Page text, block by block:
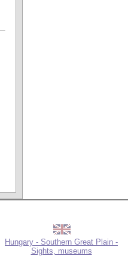
Hungary - Southern Great Plain -
Sights, museums